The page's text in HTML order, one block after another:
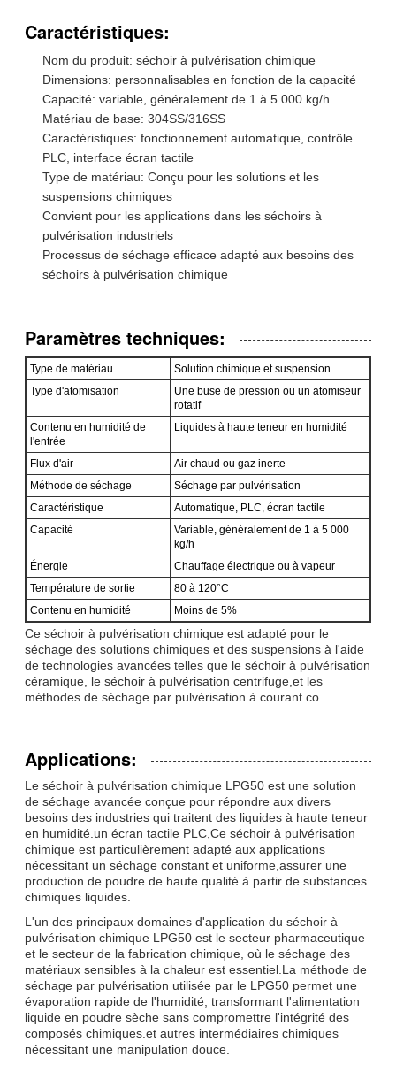
Caractéristiques:
Nom du produit: séchoir à pulvérisation chimique
Dimensions: personnalisables en fonction de la capacité
Capacité: variable, généralement de 1 à 5 000 kg/h
Matériau de base: 304SS/316SS
Caractéristiques: fonctionnement automatique, contrôle
PLC, interface écran tactile
Type de matériau: Conçu pour les solutions et les
suspensions chimiques
Convient pour les applications dans les séchoirs à
pulvérisation industriels
Processus de séchage efficace adapté aux besoins des
séchoirs à pulvérisation chimique
Paramètres techniques:
Type de matériau
Solution chimique et suspension
Type d'atomisation
Une buse de pression ou un atomiseur
rotatif
Contenu en humidité de
l'entrée
Liquides à haute teneur en humidité
Flux d'air
Air chaud ou gaz inerte
Méthode de séchage
Séchage par pulvérisation
Caractéristique
Automatique, PLC, écran tactile
Capacité
Variable, généralement de 1 à 5 000
kg/h
Énergie
Chauffage électrique ou à vapeur
Température de sortie
80 à 120°C
Contenu en humidité
Moins de 5%
Ce séchoir à pulvérisation chimique est adapté pour le
séchage des solutions chimiques et des suspensions à l'aide
de technologies avancées telles que le séchoir à pulvérisation
céramique, le séchoir à pulvérisation centrifuge,et les
méthodes de séchage par pulvérisation à courant co.
Applications:
Le séchoir à pulvérisation chimique LPG50 est une solution
de séchage avancée conçue pour répondre aux divers
besoins des industries qui traitent des liquides à haute teneur
en humidité.un écran tactile PLC,Ce séchoir à pulvérisation
chimique est particulièrement adapté aux applications
nécessitant un séchage constant et uniforme,assurer une
production de poudre de haute qualité à partir de substances
chimiques liquides.
L'un des principaux domaines d'application du séchoir à
pulvérisation chimique LPG50 est le secteur pharmaceutique
et le secteur de la fabrication chimique, où le séchage des
matériaux sensibles à la chaleur est essentiel.La méthode de
séchage par pulvérisation utilisée par le LPG50 permet une
évaporation rapide de l'humidité, transformant l'alimentation
liquide en poudre sèche sans compromettre l'intégrité des
composés chimiques.et autres intermédiaires chimiques
nécessitant une manipulation douce.